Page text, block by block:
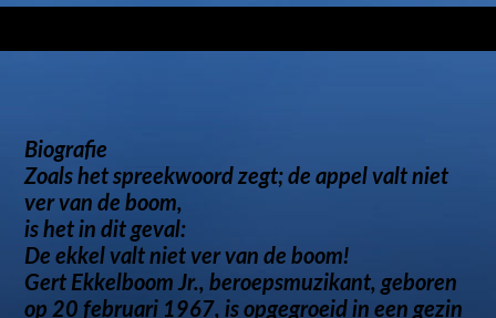
Biografie
Zoals het spreekwoord zegt; de appel valt niet
ver van de boom,
is het in dit geval:
De ekkel valt niet ver van de boom!
Gert Ekkelboom Jr., beroepsmuzikant, geboren
op 20 februari 1967, is opgegroeid in een gezin